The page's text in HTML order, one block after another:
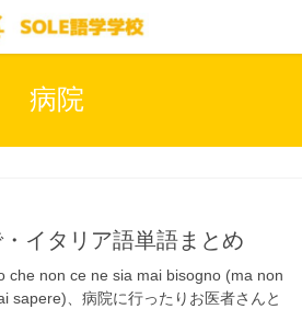
病院
イタリア語単語まとめ
che non ce ne sia mai bisogno (ma non
sapere)、病院に行ったりお医者さんと